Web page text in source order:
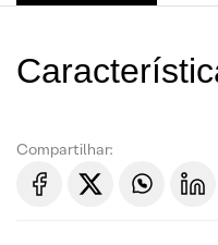
Compartilhar: